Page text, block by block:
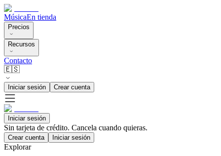
MúsicaEn tienda
Precios
Recursos
Contacto
🇪🇸
Iniciar sesión Crear cuenta
Iniciar sesión
Sin tarjeta de crédito. Cancela cuando quieras.
Crear cuenta Iniciar sesión
Explorar